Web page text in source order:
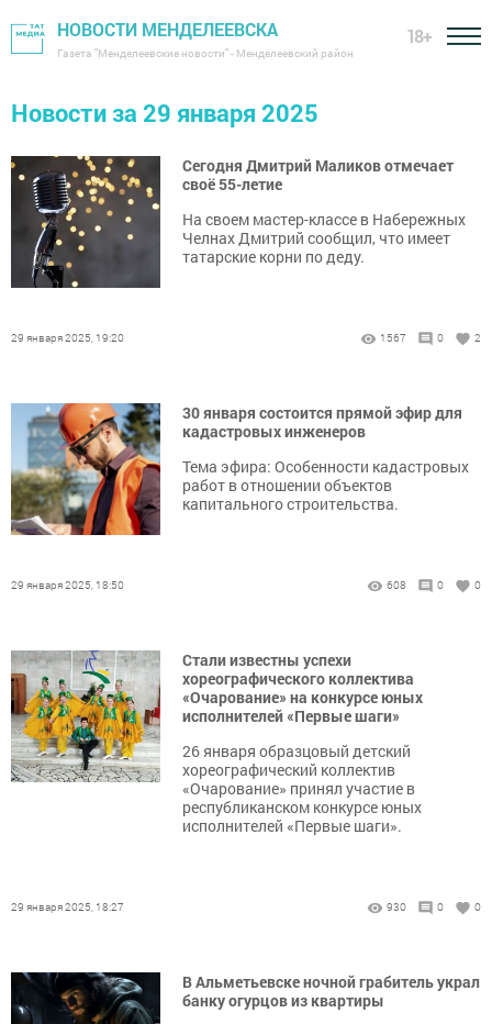
НОВОСТИ МЕНДЕЛЕЕВСКА
Газета "Менделеевские новости" - Менделеевский район
18+
Новости за 29 января 2025
Сегодня Дмитрий Маликов отмечает
своё 55-летие
На своем мастер-классе в Набережных
Челнах Дмитрий сообщил, что имеет
татарские корни по деду.
29 января 2025, 19:20 1567 0 2
30 января состоится прямой эфир для
кадастровых инженеров
Тема эфира: Особенности кадастровых
работ в отношении объектов
капитального строительства.
29 января 2025, 18:50 608 0 0
Стали известны успехи
хореографического коллектива
«Очарование» на конкурсе юных
исполнителей «Первые шаги»
26 января образцовый детский
хореографический коллектив
«Очарование» принял участие в
республиканском конкурсе юных
исполнителей «Первые шаги».
29 января 2025, 18:27 930 0 0
В Альметьевске ночной грабитель украл
банку огурцов из квартиры